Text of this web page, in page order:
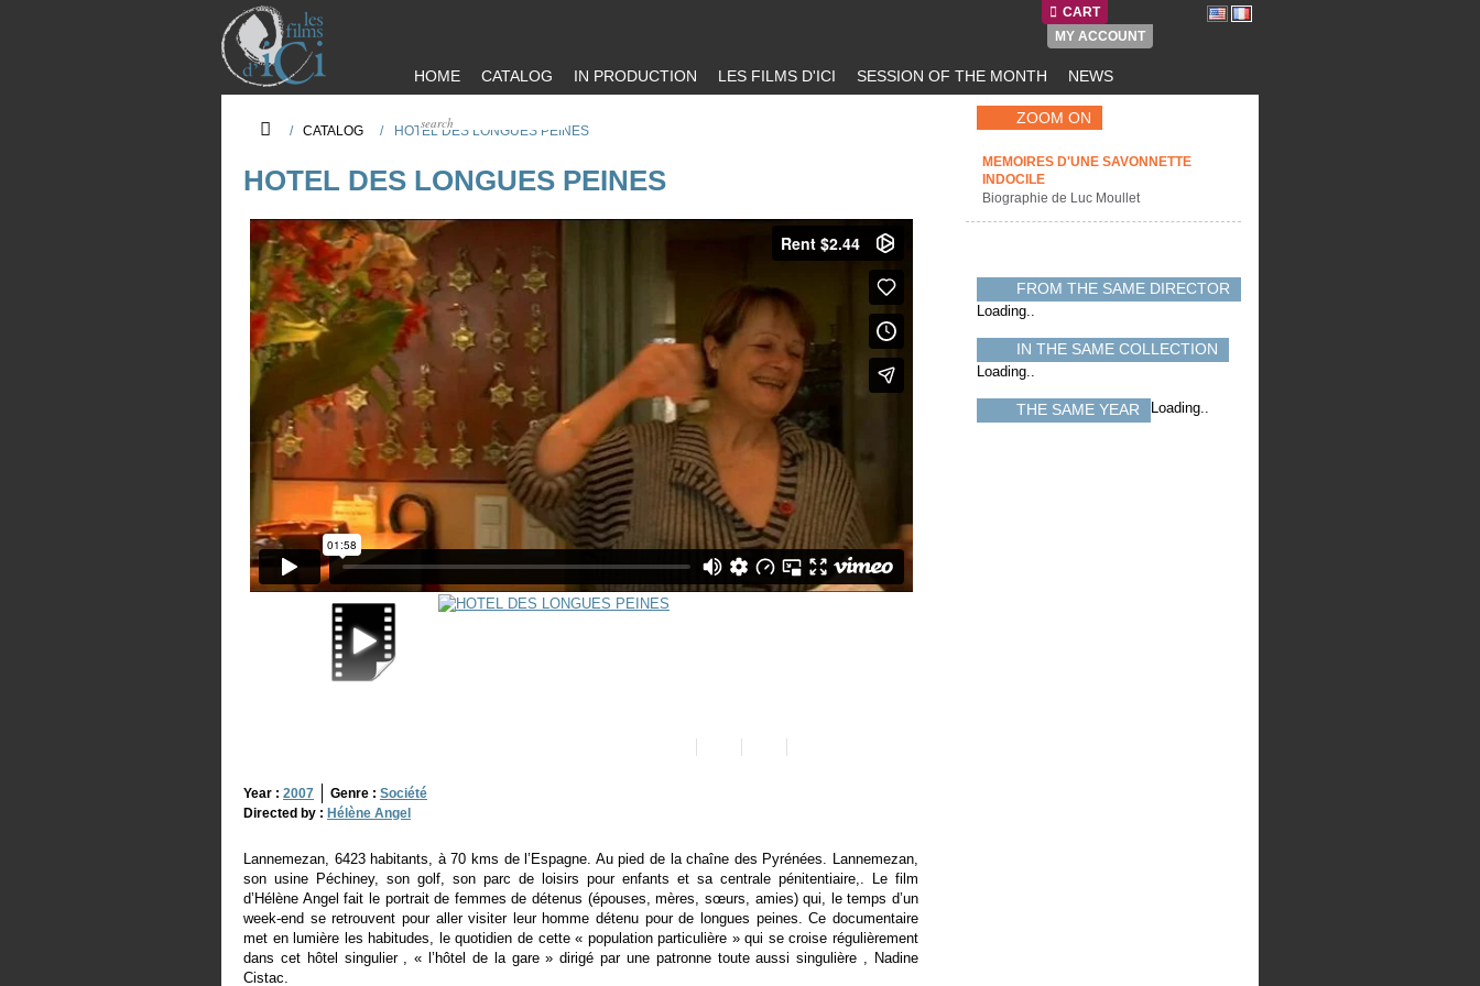
CART
MY ACCOUNT
HOME CATALOG IN PRODUCTION LES FILMS D'ICI SESSION OF THE MONTH NEWS
/ CATALOG / HOTEL DES LONGUES PEINES
HOTEL DES LONGUES PEINES
Year : 2007 Genre : Société
Directed by : Hélène Angel
Lannemezan, 6423 habitants, à 70 kms de l’Espagne. Au pied de la chaîne des Pyrénées. Lannemezan,
son usine Péchiney, son golf, son parc de loisirs pour enfants et sa centrale pénitentiaire,. Le film
d’Hélène Angel fait le portrait de femmes de détenus (épouses, mères, sœurs, amies) qui, le temps d’un
week-end se retrouvent pour aller visiter leur homme détenu pour de longues peines. Ce documentaire
met en lumière les habitudes, le quotidien de cette « population particulière » qui se croise régulièrement
dans cet hôtel singulier , « l’hôtel de la gare » dirigé par une patronne toute aussi singulière , Nadine
Cistac.
ZOOM ON
MEMOIRES D'UNE SAVONNETTE
INDOCILE
Biographie de Luc Moullet
FROM THE SAME DIRECTOR
Loading..
IN THE SAME COLLECTION
Loading..
THE SAME YEAR Loading..